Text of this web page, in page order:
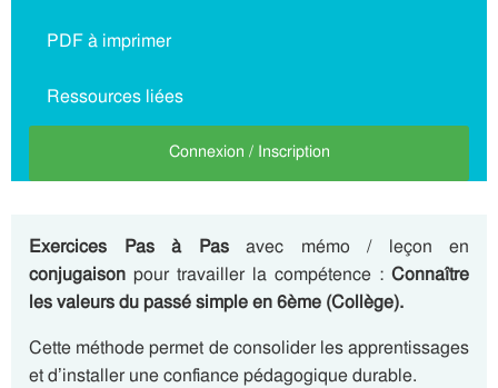
PDF à imprimer
Ressources liées
Connexion / Inscription
Exercices Pas à Pasavec mémo / leçon en
conjugaison pour travailler la compétence : Connaître
les valeurs du passé simple en 6ème (Collège).
Cette méthode permet de consolider les apprentissages
et d’installer une confiance pédagogique durable.